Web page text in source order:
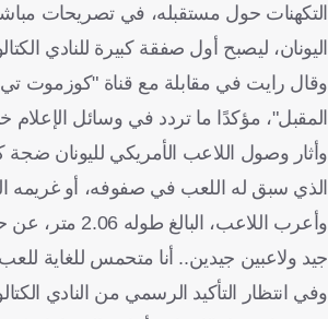
التكهنات حول مستقبله، في تصريحات
اليونان، ليصبح أول صفقة كبيرة للنادي
وقال رايت في مقابلة مع قناة "كوزموت تي
المقبل"، مؤكدًا ما تردد في وسائل الإعلام
وأثار وصول اللاعب الأمريكي لليونان ضجة
الذي سبق له اللعب في صفوفه، أو غريمه
وأعرب
جيد ولاعبين جيدين.. أنا متحمس للغاية
وفي انتظار التأكيد الرسمي من النادي